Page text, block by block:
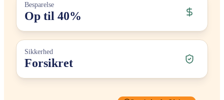
Besparelse
Op til 40%
Sikkerhed
Forsikret